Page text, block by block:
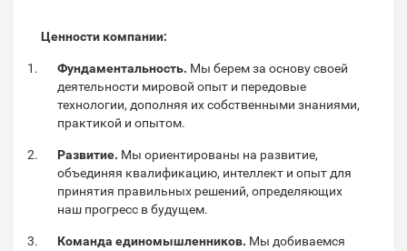
Ценности компании:
Фундаментальность. Мы берем за основу своей
деятельности мировой опыт и передовые
технологии, дополняя их собственными знаниями,
практикой и опытом.
Развитие. Мы ориентированы на развитие,
объединяя квалификацию, интеллект и опыт для
принятия правильных решений, определяющих
наш прогресс в будущем.
Команда единомышленников. Мы добиваемся